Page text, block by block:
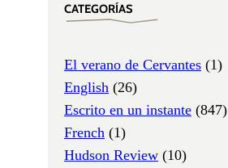
CATEGORÍAS
El verano de Cervantes (1)
English (26)
Escrito en un instante (847)
French (1)
Hudson Review (10)